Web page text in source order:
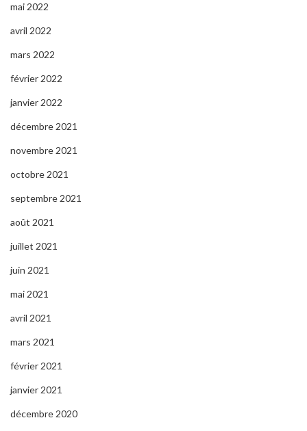
mai 2022
avril 2022
mars 2022
février 2022
janvier 2022
décembre 2021
novembre 2021
octobre 2021
septembre 2021
août 2021
juillet 2021
juin 2021
mai 2021
avril 2021
mars 2021
février 2021
janvier 2021
décembre 2020